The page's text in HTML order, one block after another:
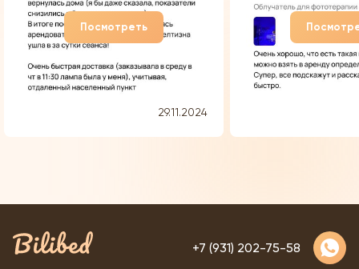
населенный пункт Спасибо
курьеру Константину, очень
грамотный, вежливый специалист
Посмотреть
29.11.2024
+7 (931) 202-75-58